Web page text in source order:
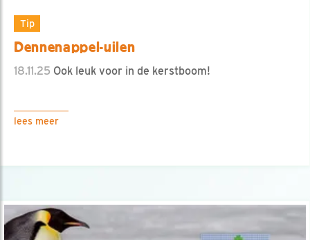
Tip
Dennenappel-uilen
18.11.25 Ook leuk voor in de kerstboom!
lees meer